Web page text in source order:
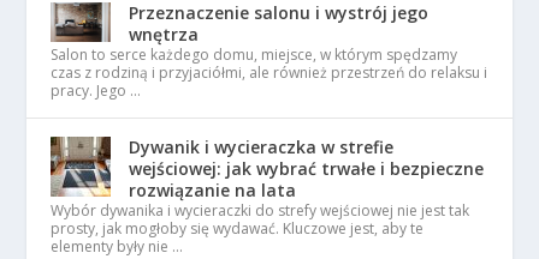
Przeznaczenie salonu i wystrój jego
wnętrza
Salon to serce każdego domu, miejsce, w którym spędzamy
czas z rodziną i przyjaciółmi, ale również przestrzeń do relaksu i
pracy. Jego …
Dywanik i wycieraczka w strefie
wejściowej: jak wybrać trwałe i bezpieczne
rozwiązanie na lata
Wybór dywanika i wycieraczki do strefy wejściowej nie jest tak
prosty, jak mogłoby się wydawać. Kluczowe jest, aby te
elementy były nie …